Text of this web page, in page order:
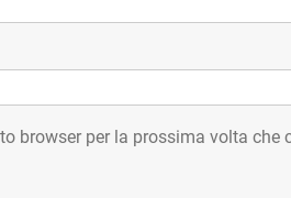
browser per la prossima volta che